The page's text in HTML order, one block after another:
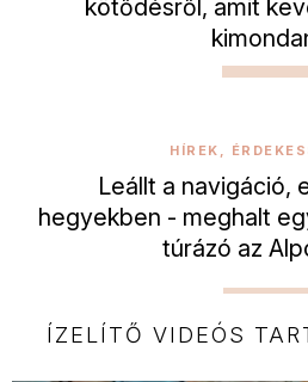
kötődésről, amit
HÍREK,
Leállt a navigáció,
hegyekben - meghalt
túrázó az
ÍZELÍTŐ VIDEÓS